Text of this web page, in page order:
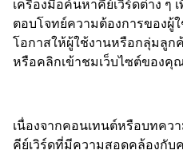
เครื่องมือค้นหาคีย์เวิร์ดต่าง
ตอบโจทย์ความต้องการของผู้
โอกาสให้ผู้ใช้งานหรือกลุ่มลูก
หรือคลิกเข้าชมเว็บไซต์ของคุ
เนื่องจากคอนเทนต์หรือบทคว
คีย์เวิร์ดที่มีความสอดคล้องกับ